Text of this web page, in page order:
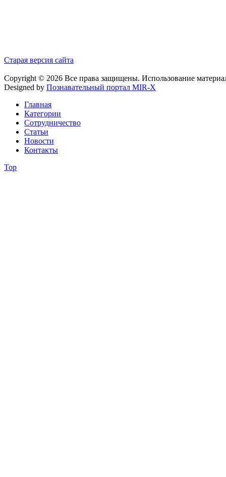
Старая версия сайта
Copyright © 2026 Все права защищены. Использование
Designed by Познавательный портал MIR-X
Главная
Категории
Сотрудничество
Статьи
Новости
Контакты
Top